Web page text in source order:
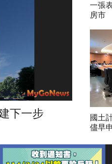
下一步
一張
房市
國土
儘早